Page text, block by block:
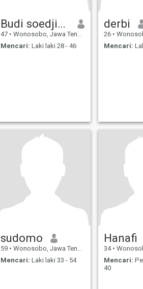
Budi soedjiono
47 • Wonosobo, Jawa Tengah, Indonesia
Mencari: Laki laki 28 - 46
derbi
26 • Wonosobo,
Mencari:
sudomo
59 • Wonosobo, Jawa Tengah, Indonesia
Mencari: Laki laki 33 - 54
Hanafi
34 • Wonosobo,
Mencari:
40